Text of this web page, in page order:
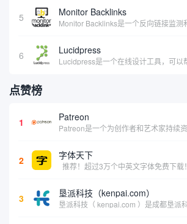
5 Monitor Backlinks
6 Lucidpress
点赞榜
1 Patreon
2 字体天下
推荐！超过3万个中英文字体免费下载！
3 垦派科技（kenpai.com）